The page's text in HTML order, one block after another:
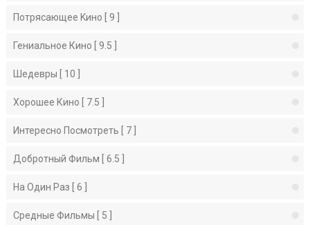
Потрясающее Kино [ 9 ]
Гениальное Кино [ 9.5 ]
Шедевры [ 10 ]
Хорошее Кино [ 7.5 ]
Интересно Посмотреть [ 7 ]
Добротный Фильм [ 6.5 ]
На Один Раз [ 6 ]
Средные Фильмы [ 5 ]